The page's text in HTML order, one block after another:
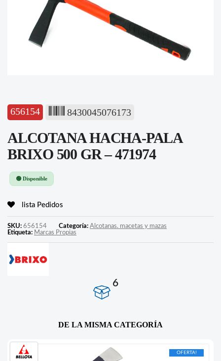
656154 8430045076173
ALCOTANA HACHA-PALA
BRIXO 500 GR – 471974
🟢 Disponible
lista Pedidos
SKU: 656154 Categoría: Alcotanas. macetas y mazas
Etiqueta: Marcas Propias
6
DE LA MISMA CATEGORÍA
OFERTA!